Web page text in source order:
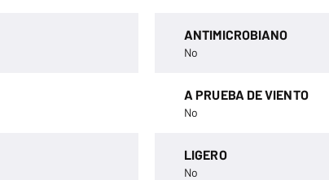
ANTIMICROBIANO
No
A PRUEBA DE VIENTO
No
LIGERO
No